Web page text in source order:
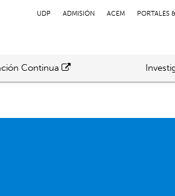
UDP ADMISIÓN ACEM PORTALES
Continua